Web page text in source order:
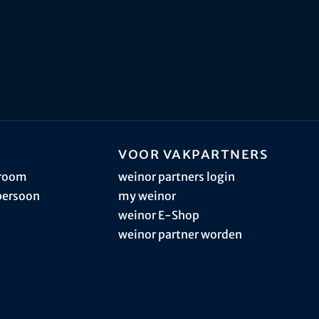
Voor vakpartners
weinor partners login
my weinor
weinor E-Shop
weinor partner worden